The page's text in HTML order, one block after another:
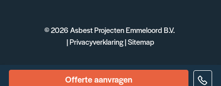
Offerte aanvragen
© 2026Asbest Projecten Emmeloord B.V.
|Privacyverklaring|Sitemap